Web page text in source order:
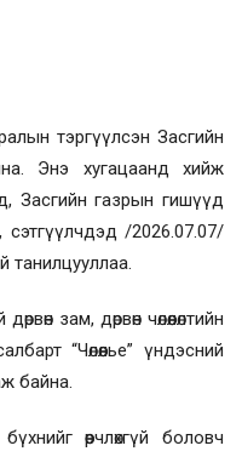
тэргүүлсэн Засгийн
Энэ хугацаанд хийж
Засгийн газрын гишүүд
/2026.07.07/
танилцууллаа.
зам, дөрвөн чөлөөлөлтийн
“Чөлөөлье” үндэсний
байна.
өөрчлөхгүй боловч